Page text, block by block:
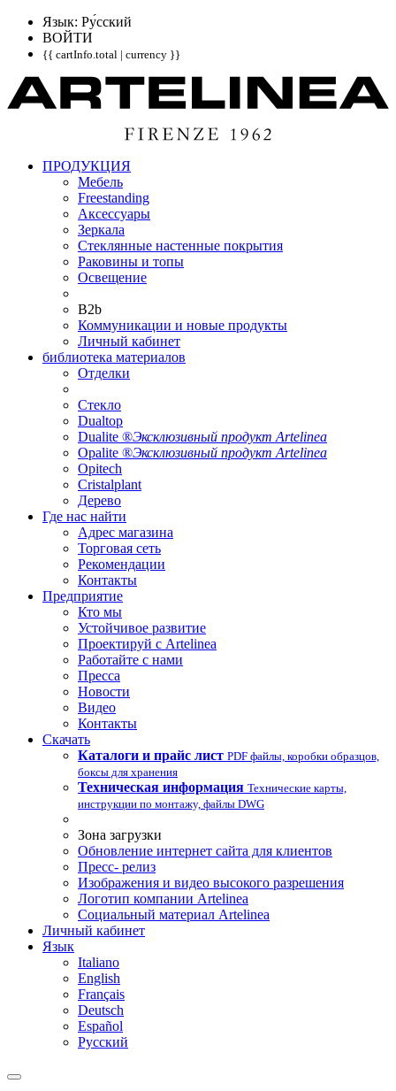
Язык: Pу́сский
ВОЙТИ
{{ cartInfo.total | currency }}
ПРОДУКЦИЯ
Мебель
Freestanding
Аксессуары
Зеркала
Стеклянные настенные покрытия
Раковины и топы
Освещение
B2b
Коммуникации и новые продукты
Личный кабинет
библиотека материалов
Отделки
Стекло
Dualtop
Dualite ®Эксклюзивный продукт Artelinea
Opalite ®Эксклюзивный продукт Artelinea
Opitech
Cristalplant
Дерево
Где нас найти
Адрес магазина
Торговая сеть
Рекомендации
Контакты
Предприятие
Кто мы
Устойчивое развитие
Проектируй с Artelinea
Работайте с нами
Пресса
Новости
Видео
Контакты
Скачать
Каталоги и прайс лист PDF файлы, коробки образцов,
боксы для хранения
Техническая информация Технические карты,
инструкции по монтажу, файлы DWG
Зона загрузки
Обновление интернет сайта для клиентов
Пресс- релиз
Изображения и видео высокого разрешения
Логотип компании Artelinea
Социальный материал Artelinea
Личный кабинет
Язык
Italiano
English
Français
Deutsch
Español
Pусский